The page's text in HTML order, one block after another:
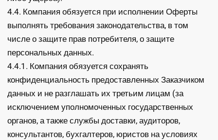
4.4. Компания обязуется при исполнении Оферты
выполнять требования законодательства, в том
числе о защите прав потребителя, о защите
персональных данных.
4.4.1. Компания обязуется сохранять
конфиденциальность предоставленных Заказчиком
данных и не разглашать их третьим лицам (за
исключением уполномоченных государственных
органов, а также службы доставки, аудиторов,
консультантов, бухгалтеров, юристов на условиях